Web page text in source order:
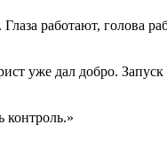
работают, голова
уже дал добро. Запуск
контроль.»